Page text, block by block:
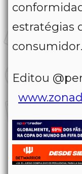
estratégias
consumidor.
Editou